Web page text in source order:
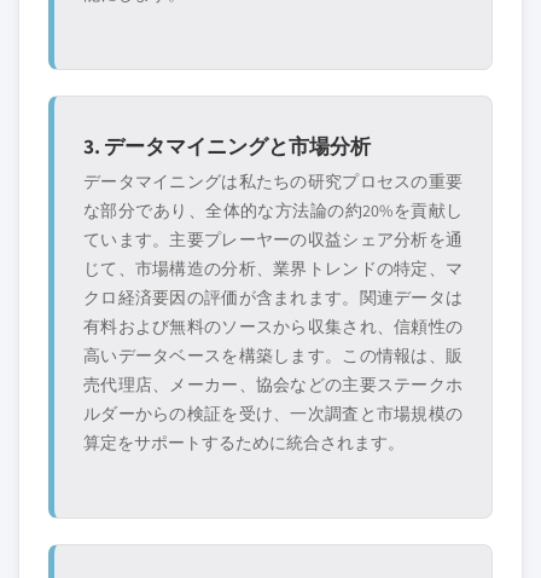
3. データマイニングと市場分析
データマイニングは私たちの研究プロセスの重要
な部分であり、全体的な方法論の約20%を貢献し
ています。主要プレーヤーの収益シェア分析を通
じて、市場構造の分析、業界トレンドの特定、マ
クロ経済要因の評価が含まれます。関連データは
有料および無料のソースから収集され、信頼性の
高いデータベースを構築します。この情報は、販
売代理店、メーカー、協会などの主要ステークホ
ルダーからの検証を受け、一次調査と市場規模の
算定をサポートするために統合されます。